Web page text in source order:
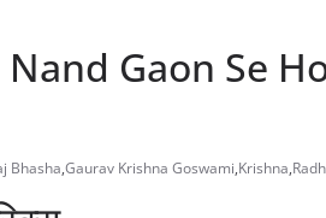
Nand Gaon Se
Bhasha,Gaurav Krishna Goswami,Krishna,